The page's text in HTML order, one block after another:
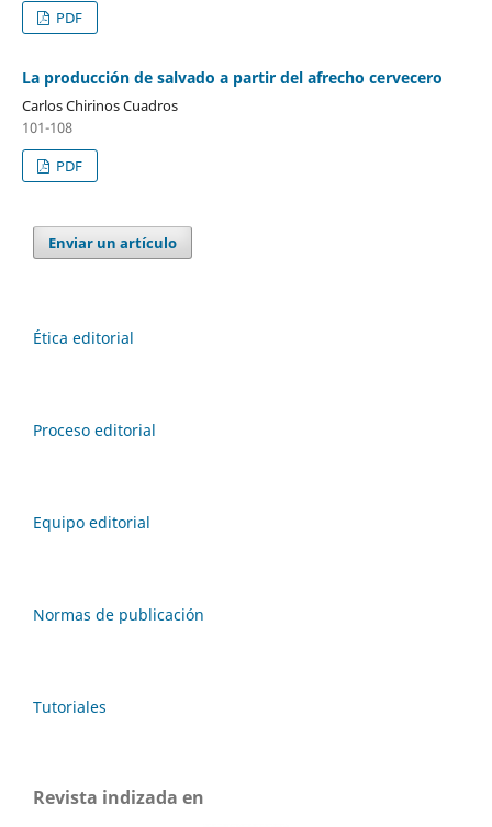
PDF
La producción de salvado a partir del afrecho cervecero
Carlos Chirinos Cuadros
101-108
PDF
Enviar un artículo
Ética editorial
Proceso editorial
Equipo editorial
Normas de publicación
Tutoriales
Revista indizada en